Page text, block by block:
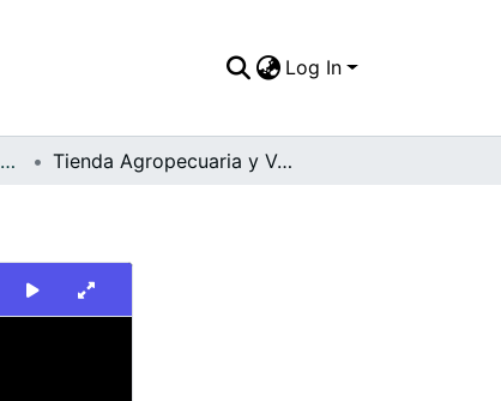
Log In
FFDO - Valle del Cauca - Patrimonial Tienda Agropecuaria y Veterinaria de Yotoco